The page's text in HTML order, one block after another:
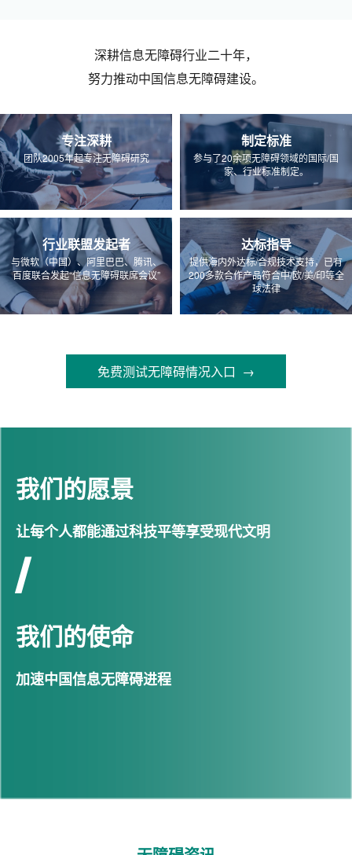
深耕信息无障碍行业二十年，
努力推动中国信息无障碍建设。
专注深耕
团队2005年起专注无障碍研究
制定标准
参与了20余项无障碍领域的国际/国
家、行业标准制定。
行业联盟发起者
与微软（中国）、阿里巴巴、腾讯、
百度联合发起“信息无障碍联席会议”
达标指导
提供海内外达标/合规技术支持，已有
200多款合作产品符合中/欧/美/印等全
球法律
免费测试无障碍情况入口 →
我们的愿景
让每个人都能通过科技平等享受现代文明
/
我们的使命
加速中国信息无障碍进程